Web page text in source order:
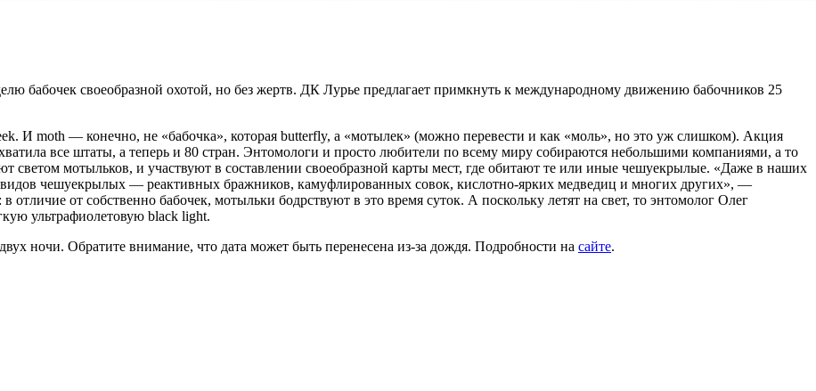
бабочек своеобразной охотой, но без жертв. ДК Лурье предлагает примкнуть к международному движению бабочников 25
И moth — конечно, не «бабочка», которая butterfly, а «мотылек» (можно перевести и как «моль», но это уж слишком). Акция
все штаты, а теперь и 80 стран. Энтомологи и просто любители по всему миру собираются небольшими компаниями, а то
светом мотыльков, и участвуют в составлении своеобразной карты мест, где обитают те или иные чешуекрылые. «Даже в наших
видов чешуекрылых — реактивных бражников, камуфлированных совок, кислотно-ярких медведиц и многих других», —
от собственно бабочек, мотыльки бодрствуют в это время суток. А поскольку летят на свет, то энтомолог Олег
ультрафиолетовую black light.
ночи. Обратите внимание, что дата может быть перенесена из-за дождя. Подробности на сайте.